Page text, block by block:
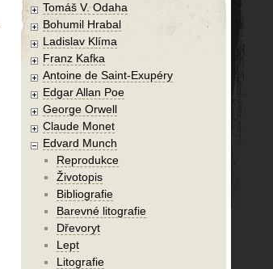
Tomáš V. Odaha
Bohumil Hrabal
Ladislav Klíma
Franz Kafka
Antoine de Saint-Exupéry
Edgar Allan Poe
George Orwell
Claude Monet
Edvard Munch
Reprodukce
Životopis
Bibliografie
Barevné litografie
Dřevoryt
Lept
Litografie